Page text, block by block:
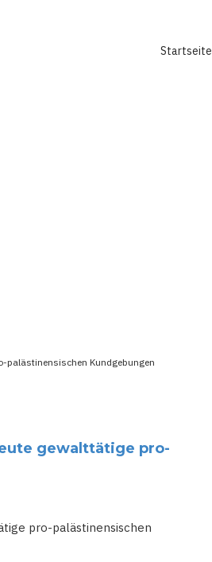
Startseite
palästinensischen Kundgebungen
gewalttätige pro-
pro-palästinensischen